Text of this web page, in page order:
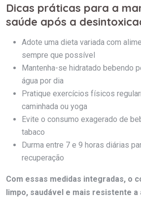
Dicas práticas para a
saúde após a
Adote uma dieta variada com
sempre que possível
Mantenha-se hidratado bebendo
água por dia
Pratique exercícios físicos
caminhada ou yoga
Evite o consumo exagerado de
tabaco
Durma entre 7 e 9 horas diárias
recuperação
Com essas medidas integradas, o
limpo, saudável e mais resistente